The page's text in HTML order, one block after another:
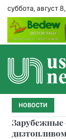
суббота, август
НОВОСТИ
Зарубежные